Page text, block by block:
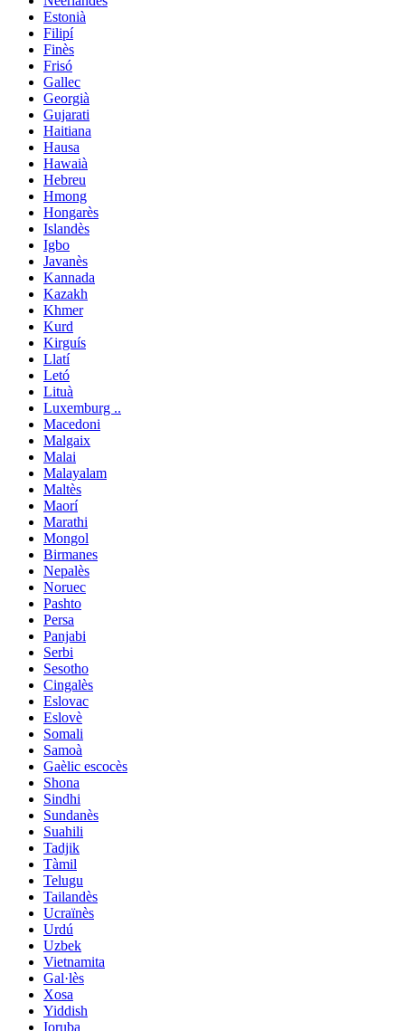
Estonià
Filipí
Finès
Frisó
Gallec
Georgià
Gujarati
Haitiana
Hausa
Hawaià
Hebreu
Hmong
Hongarès
Islandès
Igbo
Javanès
Kannada
Kazakh
Khmer
Kurd
Kirguís
Llatí
Letó
Lituà
Luxemburg ..
Macedoni
Malgaix
Malai
Malayalam
Maltès
Maorí
Marathi
Mongol
Birmanes
Nepalès
Noruec
Pashto
Persa
Panjabi
Serbi
Sesotho
Cingalès
Eslovac
Eslovè
Somali
Samoà
Gaèlic escocès
Shona
Sindhi
Sundanès
Suahili
Tadjik
Tàmil
Telugu
Tailandès
Ucraïnès
Urdú
Uzbek
Vietnamita
Gal·lès
Xosa
Yiddish
Ioruba